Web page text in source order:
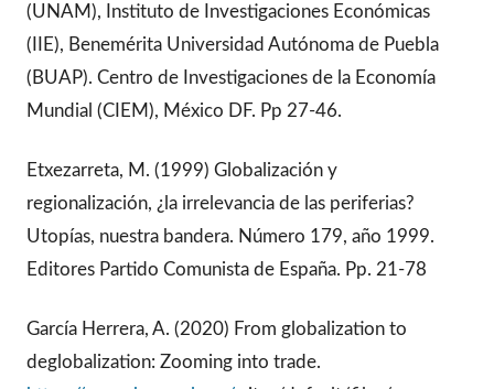
(UNAM), Instituto de Investigaciones Económicas
(IIE), Benemérita Universidad Autónoma de Puebla
(BUAP). Centro de Investigaciones de la Economía
Mundial (CIEM), México DF. Pp 27-46.
Etxezarreta, M. (1999) Globalización y
regionalización, ¿la irrelevancia de las periferias?
Utopías, nuestra bandera. Número 179, año 1999.
Editores Partido Comunista de España. Pp. 21-78
García Herrera, A. (2020) From globalization to
deglobalization: Zooming into trade.